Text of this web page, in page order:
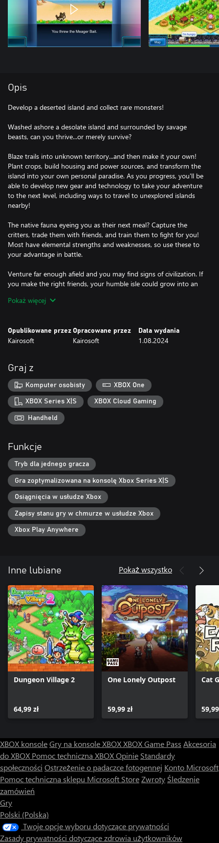
Opis
Develop a deserted island and collect rare monsters!
Washed ashore a desolate island and surrounded by savage
beasts, can you thrive...or merely survive?
Blaze trails into unknown territory...and then make it your own!
Plant crops, build housing and power sources, and transform the
island into your own personal paradise. As you progress, you'll be
able to develop new gear and technology to take your adventure
to the next level, including ways to travel to unexplored islands
nearby!
The native fauna eyeing you as their next meal? Capture the
critters, trade them with friends, and train them to fight for you!
Most have elemental strengths and weaknesses, so use these to
your advantage in battle.
Venture far enough afield and you may find signs of civilization. If
you make the right friends, your humble isle could grow into an
heliport. The possibilities are as limitless as the horizon!
Pokaż więcej
Opublikowane przez
Kairosoft
Opracowane przez
Kairosoft
Data wydania
1.08.2024
Graj z
Komputer osobisty XBOX One
XBOX Series X|S XBOX Cloud Gaming
Handheld
Funkcje
Tryb dla jednego gracza
Gra zoptymalizowana na konsolę Xbox Series X|S
Osiągnięcia w usłudze Xbox
Zapisy stanu gry w chmurze w usłudze Xbox
Xbox Play Anywhere
Inne lubiane Pokaż wszystko
Dungeon Village 2
64,99 zł
One Lonely Outpost
59,99 zł
Cat
XBOX konsoleGry na konsole XBOXXBOX Game Pass Akcesoria
do XBOX Pomoc techniczna XBOXOpinie Standardy
społeczności Ostrzeżenie o padaczce fotogennej Konto Microsoft
Pomoc techniczna sklepu Microsoft StoreZwroty Śledzenie
zamówień
Gry
Polski (Polska)
Twoje opcje wyboru dotyczące prywatności
Zasady prywatności dotyczące zdrowia użytkowników